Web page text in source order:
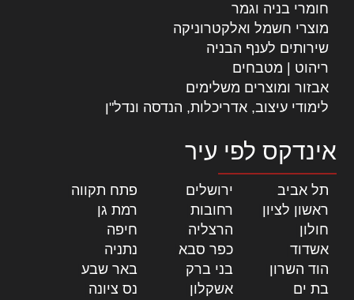
חומרי בניה וגמר
מוצרי חשמל ואלקטרוניקה
שירותים לענף הבניה
ריהוט | מטבחים
אבזור ומוצרים משלימים
לימודי עיצוב, אדריכלות, הנדסה ונדל"ן
אינדקס לפי עיר
תל אביב ירושלים פתח תקווה
ראשון לציון
רחובות רמת גן
חולון
הרצליה חיפה
אשדוד
כפר סבא נתניה
הוד השרון
בני ברק באר שבע
בת ים
אשקלון נס ציונה